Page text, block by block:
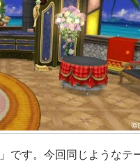
」です。今回同じようなテ